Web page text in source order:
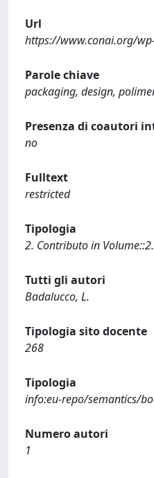
Url
https://www.conai.org/
Parole chiave
packaging, design,
Presenza di coautori
no
Fulltext
restricted
Tipologia
2. Contributo in
Tutti gli autori
Badalucco, L.
Tipologia sito docente
268
Tipologia
info:eu-repo/semantics/
Numero autori
1